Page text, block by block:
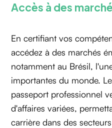
Accès à des
En certifiant vos
accédez à des marchés
notamment au Brésil,
importantes du monde.
passeport professionnel
d'affaires variées,
carrière dans des